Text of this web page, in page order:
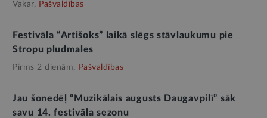
Vakar, Pašvaldības
Festivāla “Artišoks” laikā slēgs stāvlaukumu pie
Stropu pludmales
Pirms 2 dienām, Pašvaldības
Jau šonedēļ “Muzikālais augusts Daugavpilī” sāk
savu 14. festivāla sezonu